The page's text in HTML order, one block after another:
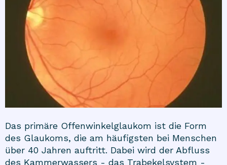
Das primäre Offenwinkelglaukom ist die Form
des Glaukoms, die am häufigsten bei Menschen
über 40 Jahren auftritt. Dabei wird der Abfluss
des Kammerwassers - das Trabekelsystem -